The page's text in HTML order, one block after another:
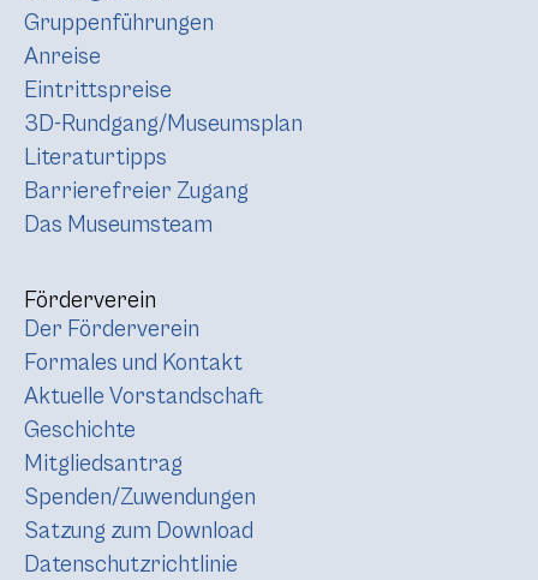
Gruppenführungen
Anreise
Eintrittspreise
3D-Rundgang/Museumsplan
Literaturtipps
Barrierefreier Zugang
Das Museumsteam
Förderverein
Der Förderverein
Formales und Kontakt
Aktuelle Vorstandschaft
Geschichte
Mitgliedsantrag
Spenden/Zuwendungen
Satzung zum Download
Datenschutzrichtlinie